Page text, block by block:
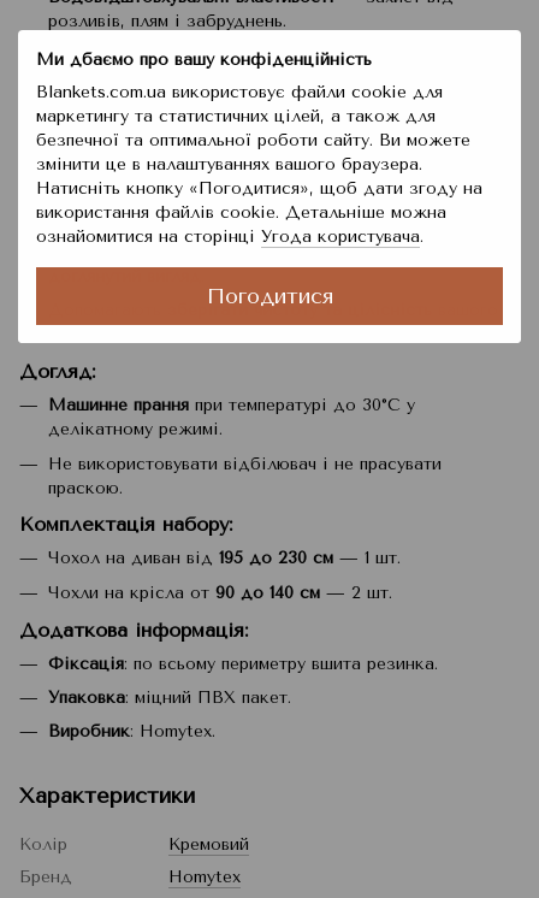
Ми дбаємо про вашу конфіденційність
Blankets.com.ua використовує файли cookie для
маркетингу та статистичних цілей, а також для
безпечної та оптимальної роботи сайту. Ви можете
змінити це в налаштуваннях вашого браузера.
Натисніть кнопку «Погодитися», щоб дати згоду на
використання файлів cookie. Детальніше можна
ознайомитися на сторінці Угода користувача.
Погодитися
розливів, плям і забруднень.
Рекомендується длятканинних і шкіряних диванів
Простота встановлення— у комплекті є фіксатори-
паличики для надійної фіксації чохла.
Ідеально для дому з дітьми та домашніми тваринами
Переваги:
Надзвичайно м’якіта комфортні у використанні.
Оновлюють вигляд меблів, надаючи їйохайний і
зберігати чистоту та цілісність
Догляд:
Машинне прання при температурі до 30°C у
делікатному режимі.
Не використовувати відбілювач і не прасувати
праскою.
Комплектація набору:
Чохол на диван від 195 до 230 см — 1 шт.
Чохли на крісла от 90 до 140 см — 2 шт.
Додаткова інформація:
Фіксація: по всьому периметру вшита резинка.
Упаковка: міцний ПВХ пакет.
Виробник: Homytex.
Характеристики
Колір
Кремовий
Бренд
Homytex